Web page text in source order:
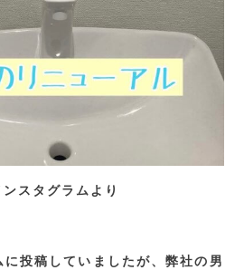
スタグラムより
投稿していましたが、弊社の男